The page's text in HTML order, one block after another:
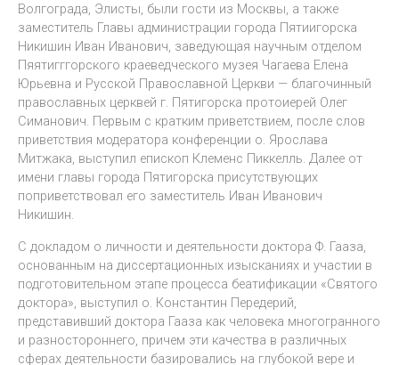
Волгограда, Элисты, были гости из Москвы, а также
заместитель Главы администрации города Пятиигорска
Никишин Иван Иванович, заведующая научным отделом
Пяятигггорского краеведческого музея Чагаева Елена
Юрьевна и Русской Православной Церкви — благочинный
православных церквей г. Пятигорска протоиерей Олег
Симанович. Первым с кратким приветствием, после слов
приветствия модератора конференции о. Ярослава
Митжака, выступил епископ Клеменс Пиккелль. Далее от
имени главы города Пятигорска присутствующих
поприветствовал его заместитель Иван Иванович
Никишин.
С докладом о личности и деятельности доктора Ф. Гааза,
основанным на диссертационных изысканиях и участии в
подготовительном этапе процесса беатификации «Святого
доктора», выступил о. Константин Передерий,
представивший доктора Гааза как человека многогранного
и разностороннего, причем эти качества в различных
сферах деятельности базировались на глубокой вере и